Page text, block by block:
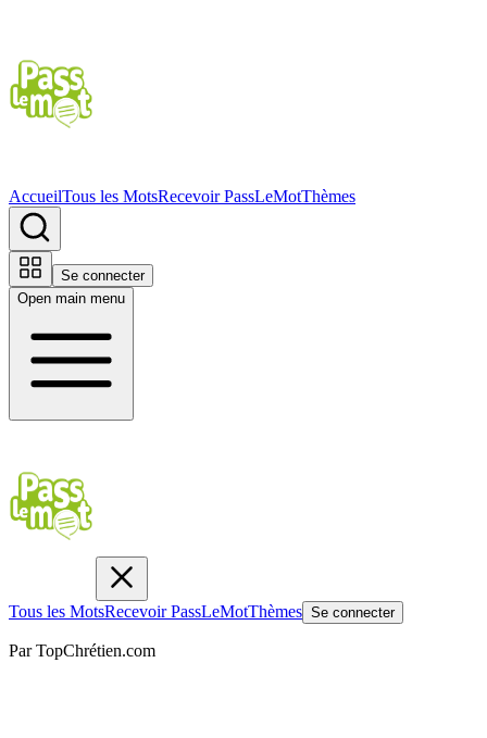
AccueilTous les MotsRecevoir PassLeMotThèmes
Se connecter
Open main menu
Tous les MotsRecevoir PassLeMotThèmes Se connecter
Par TopChrétien.com